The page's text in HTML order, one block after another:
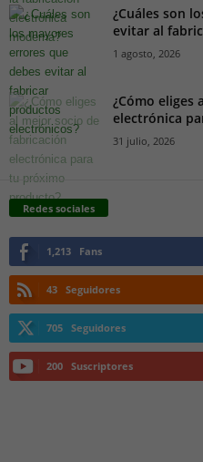
¿Cuáles son
evitar al
1 agosto, 2026
¿Cómo eliges
electrónica
31 julio, 2026
Redes sociales
1,213 Fans
43 Seguidores
705 Seguidores
200 Suscriptores